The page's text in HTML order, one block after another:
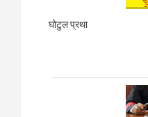
घोटुल प्रथा